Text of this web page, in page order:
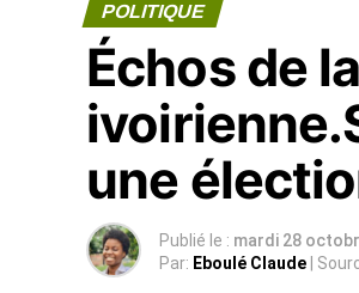
POLITIQUE
Échos de
une
Publié le : mardi 28
Par: Eboulé Claude |